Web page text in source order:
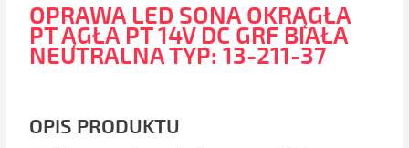
OPRAWA LED SONA OKRĄGŁA
PT ĄGŁA PT 14V DC GRF BIAŁA
NEUTRALNA TYP: 13-211-37
OPIS PRODUKTU